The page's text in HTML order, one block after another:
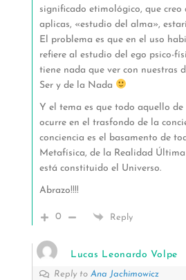
significado etimológico, que creo
aplicas, «estudio del alma»,
El problema es que en el uso
refiere al estudio del ego psico-
tiene nada que ver con nuestras
Ser y de la Nada
Y el tema es que todo aquello
ocurre en el trasfondo de la
conciencia es el basamento de
Metafísica, de la Realidad Última
está constituido el Universo.
Abrazo!!!!
0 Reply
Lucas Leonardo Volpe
Reply to Ana Jachimowicz